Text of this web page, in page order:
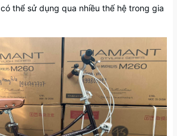
thể sử dụng qua nhiều thế hệ trong gia